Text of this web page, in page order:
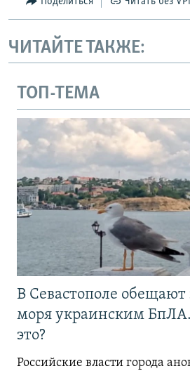
ЧИТАЙТЕ ТАКЖЕ:
ТОП-ТЕМА
В Севастополе обещают
моря украинским
это?
Российские власти города